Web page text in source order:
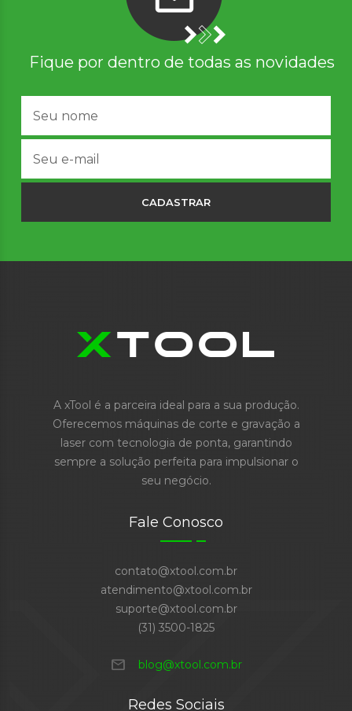
Fique por dentro de todas as novidades
CADASTRAR
A xTool é a parceira ideal para a sua produção.
Oferecemos máquinas de corte e gravação a
laser com tecnologia de ponta, garantindo
sempre a solução perfeita para impulsionar o
seu negócio.
Fale Conosco
contato@xtool.com.br
atendimento@xtool.com.br
suporte@xtool.com.br
(31) 3500-1825
mail blog@xtool.com.br
Redes Sociais